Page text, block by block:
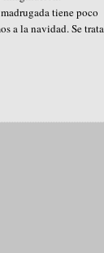
tiene poco
a la navidad. Se trata